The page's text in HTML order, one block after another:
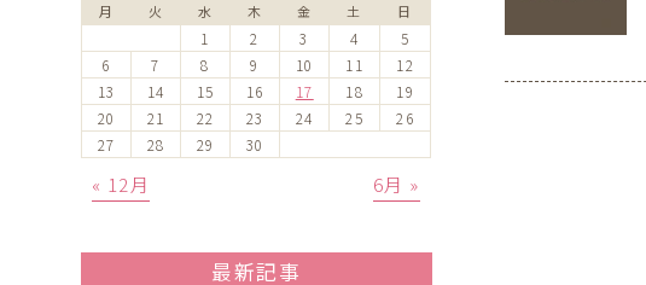
月 火 水 木 金 土 日
« 12月 6月 »
1 2 3 4
5
6
7 8 9 10 11
12
13
14 15 16 17 18
19
20
21 22 23 24 25
26
27
28 29 30
最新記事